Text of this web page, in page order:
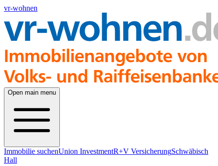
vr-wohnen
Open main menu
Immobilie suchenUnion InvestmentR+V VersicherungSchwäbisch
Hall